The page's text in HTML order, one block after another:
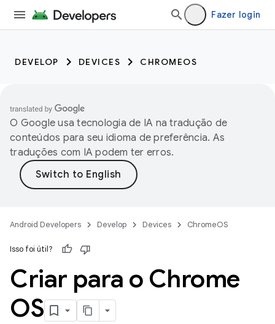
Fazer login
DEVELOP DEVICES CHROMEOS
O Google usa tecnologia de IA na tradução de
conteúdos para seu idioma de preferência. As
traduções com IA podem ter erros.
Android Developers Develop Devices ChromeOS
Isso foi útil?
Criar para o Chrome
OS